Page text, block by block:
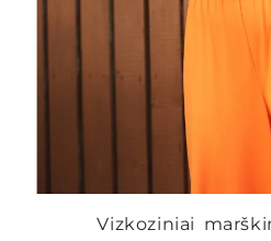
Vizkoziniai